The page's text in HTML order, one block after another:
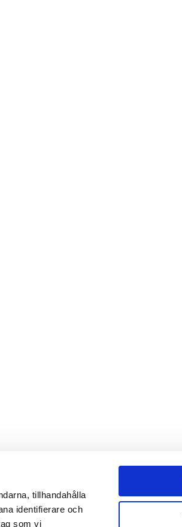
tillhandahålla
identifierare och
som vi